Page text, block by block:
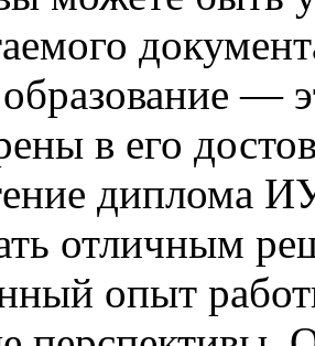
—
в его
диплома
отличным
опыт